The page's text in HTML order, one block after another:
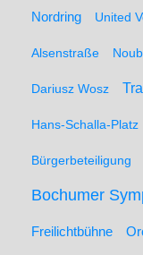
Nordring United
Alsenstraße
Dariusz Wosz
Hans-Schalla-Platz
Bürgerbeteiligung
Bochumer
Freilichtbühne